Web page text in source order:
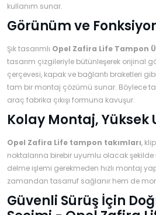
K
MOTOR
›
Ş
›
A
›
kullanım sunar.
Görünüm ve
Şık tasarımlı Opel Zafira Life Tampon
tasarım çizgileriyle bütünleşerek orijinal
çerçevesi, kapak ve bağlantı braketleri
tam bir montaj çözümü sunar. Böylece
araç fabrika çıkışı formuna kavuşur.
Kolay Montaj, Yüksek
Opel Zafira Life tampon takımları,
noktalarına birebir uyumlu olacak şekilde
delme işlemi gerekmeden hızlı montaj
zamandan tasarruf sağlanır hem de
Güvenli Sürüş İçin